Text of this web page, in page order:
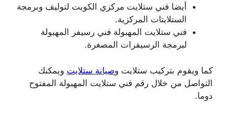
أيضا فني ستلايت مركزي الكويت لتوليف وبرمجة
الستلايتات المركزية.
فني ستلايت المهبولة فني رسيفر المهبولة
لبرمجة الرسيفرات المصغرة.
كما ويقوم بتركيب ستلايت وصيانة ستلايت ويمكنك
التواصل من خلال رقم فني ستلايت المهبولة المفتوح
دوما.